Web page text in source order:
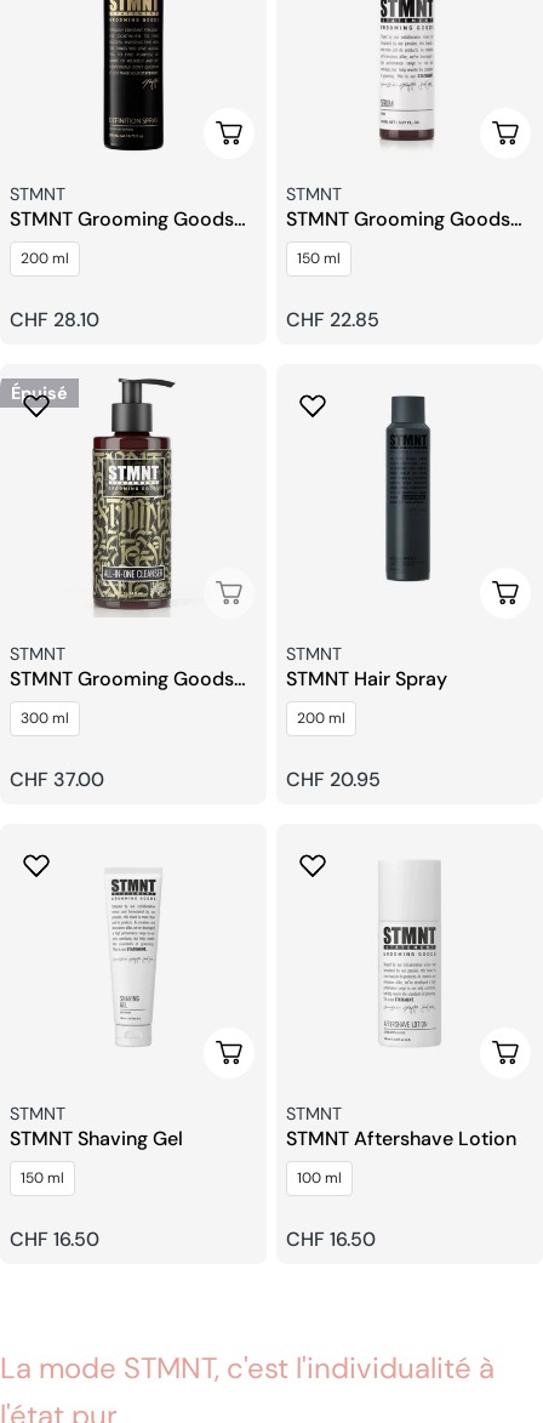
Ajouter Au Panier
Fournisseur:
STMNT
STMNT Grooming Goods
Grooming Definition Spray
200 ml
Prix
habituel
CHF 28.10
Fournisseur:
STMNT
STMNT Grooming Goods
Sérum
150 ml
Prix
CHF 22.85
Épuisé
Épuisé
Fournisseur:
STMNT
STMNT Grooming Goods
Nettoyant Tout En Un
300 ml
Prix
CHF 37.00
Fournisseur:
STMNT
STMNT Hair Spray
200 ml
Prix
CHF 20.95
Ajouter Au Panier
Fournisseur:
STMNT
STMNT Shaving Gel
150 ml
Prix
CHF 16.50
Fournisseur:
STMNT
STMNT Aftershave Lotion
100 ml
Prix
CHF 16.50
La mode STMNT, c'est l'individualité à
l'état pur